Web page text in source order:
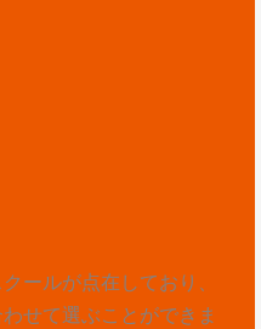
ールが点在しており、
せて選ぶことができま